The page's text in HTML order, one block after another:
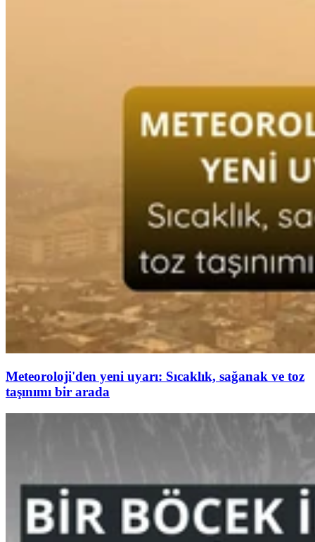
Meteoroloji'den yeni uyarı: Sıcaklık, sağanak ve toz
taşınımı bir arada